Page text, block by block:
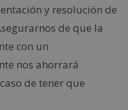
y resolución de
de que la
con un
nos ahorrará
de tener que